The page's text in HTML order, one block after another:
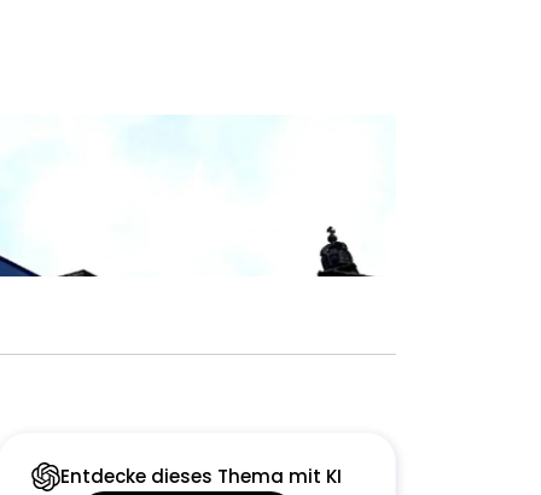
Entdecke dieses Thema mit KI